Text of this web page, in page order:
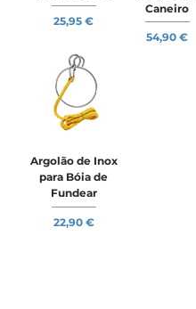
Preço
25,95 €
Caneiro
Preço
54,90 €
Argolão de Inox
para Bóia de
Fundear
Preço
22,90 €